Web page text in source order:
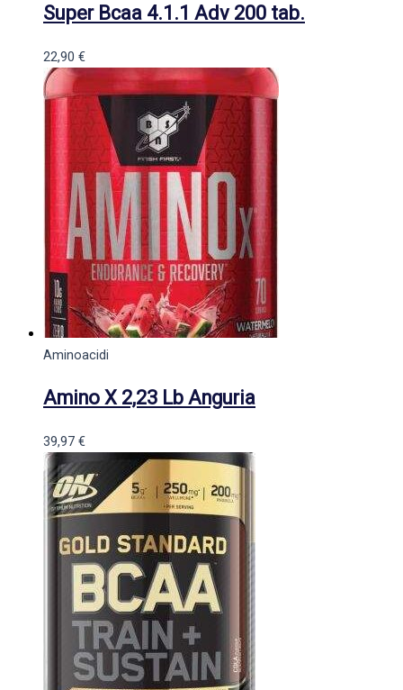
Super Bcaa 4.1.1 Adv 200 tab.
22,90 €
Aminoacidi
Amino X 2,23 Lb Anguria
39,97 €